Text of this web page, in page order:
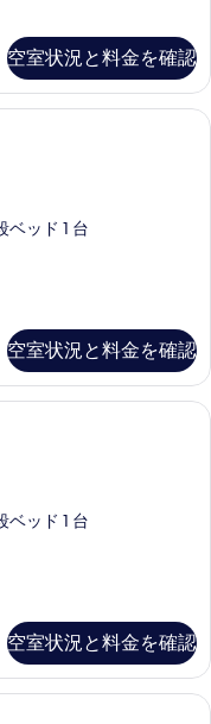
空室状況と料金を確認
ッドルーム、防音設備、WiFi
ッド 1 台
空室状況と料金を確認
ッドルーム、防音設備、WiFi
ッド 1 台
空室状況と料金を確認
6-Bed Shared Dormitory | 1